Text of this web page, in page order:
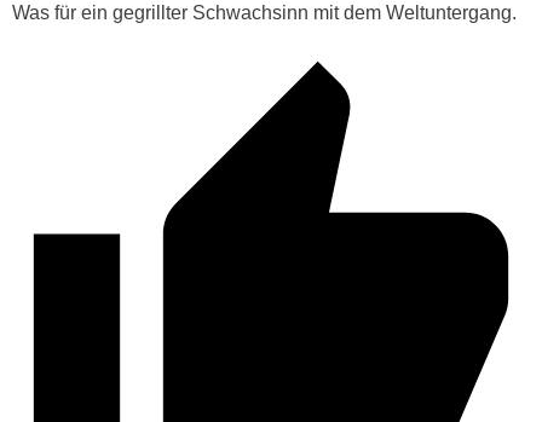
Was für ein gegrillter Schwachsinn mit dem Weltuntergang.